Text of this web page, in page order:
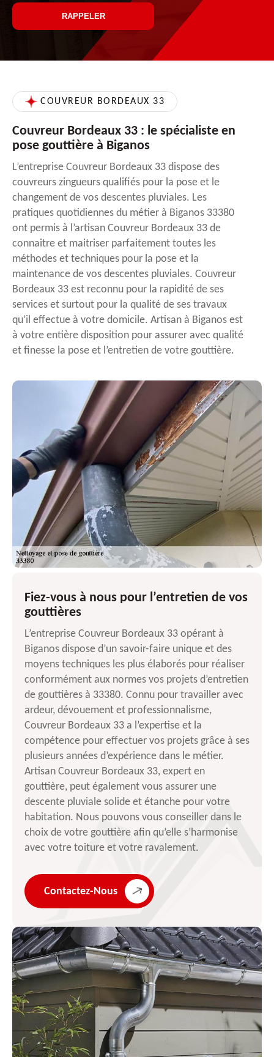
COUVREUR BORDEAUX 33
Couvreur Bordeaux 33 : le spécialiste en
pose gouttière à Biganos
L’entreprise Couvreur Bordeaux 33 dispose des
couvreurs zingueurs qualifiés pour la pose et le
changement de vos descentes pluviales. Les
pratiques quotidiennes du métier à Biganos 33380
ont permis à l’artisan Couvreur Bordeaux 33 de
connaitre et maitriser parfaitement toutes les
méthodes et techniques pour la pose et la
maintenance de vos descentes pluviales. Couvreur
Bordeaux 33 est reconnu pour la rapidité de ses
services et surtout pour la qualité de ses travaux
qu’il effectue à votre domicile. Artisan à Biganos est
à votre entière disposition pour assurer avec qualité
et finesse la pose et l’entretien de votre gouttière.
Fiez-vous à nous pour l’entretien de vos
gouttières
L’entreprise Couvreur Bordeaux 33 opérant à
Biganos dispose d’un savoir-faire unique et des
moyens techniques les plus élaborés pour réaliser
conformément aux normes vos projets d’entretien
de gouttières à 33380. Connu pour travailler avec
ardeur, dévouement et professionnalisme,
Couvreur Bordeaux 33 a l’expertise et la
compétence pour effectuer vos projets grâce à ses
plusieurs années d’expérience dans le métier.
Artisan Couvreur Bordeaux 33, expert en
gouttière, peut également vous assurer une
descente pluviale solide et étanche pour votre
habitation. Nous pouvons vous conseiller dans le
choix de votre gouttière afin qu’elle s’harmonise
avec votre toiture et votre ravalement.
Contactez-Nous